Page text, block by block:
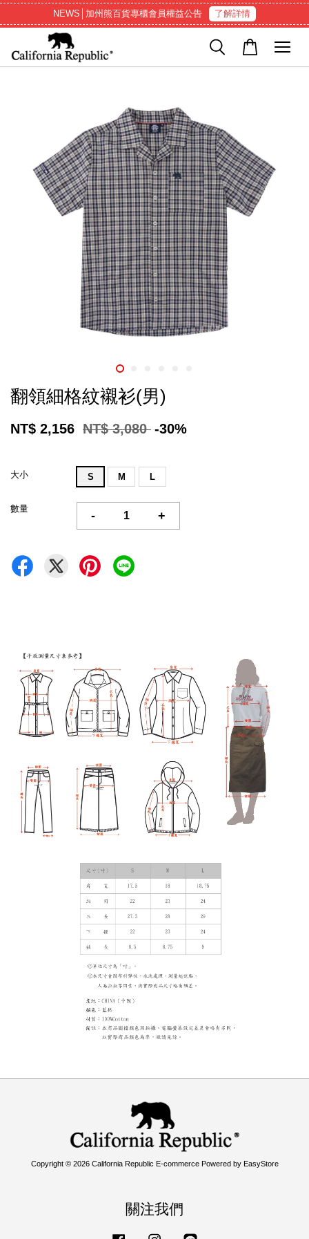
NEWS│加州熊百貨專櫃會員權益公告 了解詳情
翻領細格紋襯衫(男)
NT$ 2,156 NT$ 3,080 -30%
大小 S M L
數量
- +
Copyright © 2026 California Republic E-commerce Powered by EasyStore
關注我們
Facebook Instagram